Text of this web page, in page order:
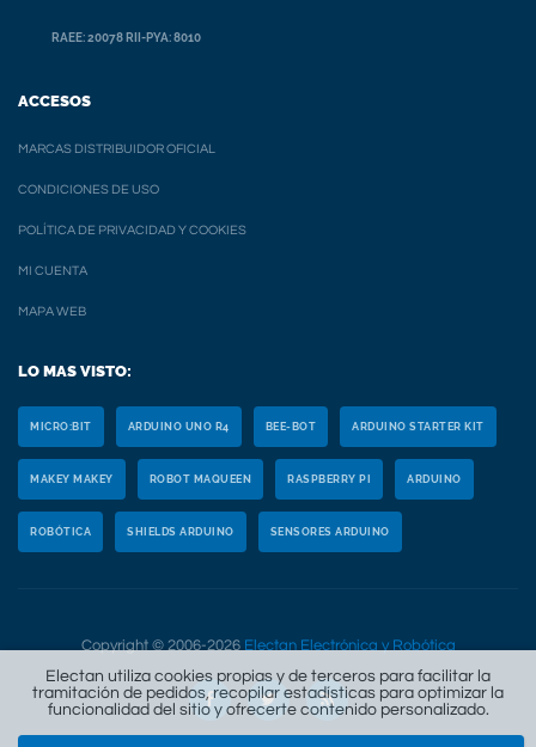
RAEE: 20078 RII-PYA: 8010
ACCESOS
MARCAS DISTRIBUIDOR OFICIAL
CONDICIONES DE USO
POLÍTICA DE PRIVACIDAD Y COOKIES
MI CUENTA
MAPA WEB
LO MAS VISTO:
MICRO:BIT ARDUINO UNO R4 BEE-BOT ARDUINO STARTER KIT
MAKEY MAKEY ROBOT MAQUEEN RASPBERRY PI ARDUINO
ROBÓTICA SHIELDS ARDUINO SENSORES ARDUINO
Copyright © 2006-2026 Electan Electrónica y Robótica
Electan utiliza cookies propias y de terceros para facilitar la
tramitación de pedidos, recopilar estadísticas para optimizar la
funcionalidad del sitio y ofrecerte contenido personalizado.